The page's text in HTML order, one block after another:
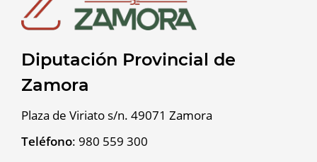
Diputación Provincial de
Zamora
Plaza de Viriato s/n. 49071 Zamora
Teléfono: 980 559 300